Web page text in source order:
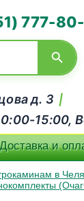
777-
д. 3 |
15:00,
Доставка и
в